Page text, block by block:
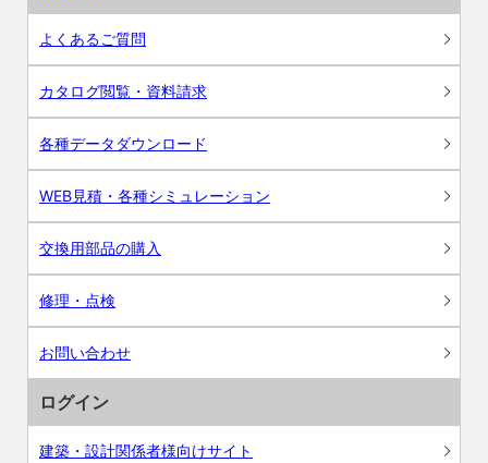
よくあるご質問
カタログ閲覧・資料請求
各種データダウンロード
WEB見積・各種シミュレーション
交換用部品の購入
修理・点検
お問い合わせ
ログイン
建築・設計関係者様向けサイト